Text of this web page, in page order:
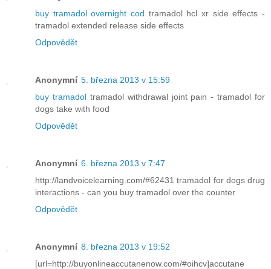
buy tramadol overnight cod tramadol hcl xr side effects -
tramadol extended release side effects
Odpovědět
Anonymní 5. března 2013 v 15:59
buy tramadoltramadol withdrawal joint pain - tramadol for
dogs take with food
Odpovědět
Anonymní 6. března 2013 v 7:47
http://landvoicelearning.com/#62431 tramadol for dogs drug
interactions - can you buy tramadol over the counter
Odpovědět
Anonymní 8. března 2013 v 19:52
[url=http://buyonlineaccutanenow.com/#oihcv]accutane